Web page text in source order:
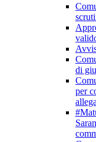
di
per